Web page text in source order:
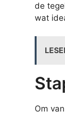
de
wat
Om